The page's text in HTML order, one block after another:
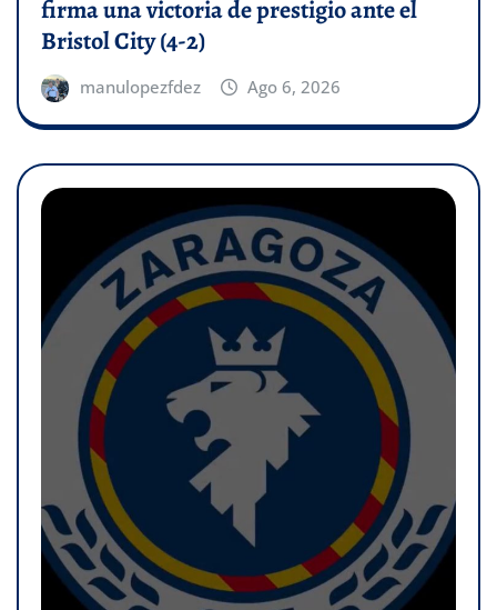
firma una victoria de prestigio ante el
Bristol City (4-2)
manulopezfdez Ago 6, 2026